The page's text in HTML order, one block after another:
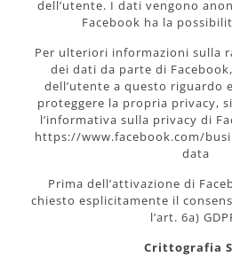
dell’utente. I dati vengono
Facebook ha la
Per ulteriori informazioni sulla
dei dati da parte di
dell’utente a questo riguardo
proteggere la propria privacy,
l’informativa sulla privacy di
https://www.facebook.com/
data
Prima dell’attivazione di
chiesto esplicitamente il
l’art. 6a)
Crittografia